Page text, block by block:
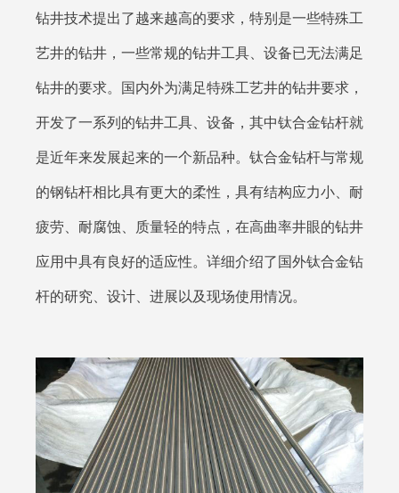
钻井技术提出了越来越高的要求，特别是一些特殊工
艺井的钻井，一些常规的钻井工具、设备已无法满足
钻井的要求。国内外为满足特殊工艺井的钻井要求，
开发了一系列的钻井工具、设备，其中钛合金钻杆就
是近年来发展起来的一个新品种。钛合金钻杆与常规
的钢钻杆相比具有更大的柔性，具有结构应力小、耐
疲劳、耐腐蚀、质量轻的特点，在高曲率井眼的钻井
应用中具有良好的适应性。详细介绍了国外钛合金钻
杆的研究、设计、进展以及现场使用情况。